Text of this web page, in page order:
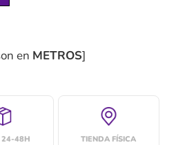
en METROS]
24-48H TIENDA FÍSICA